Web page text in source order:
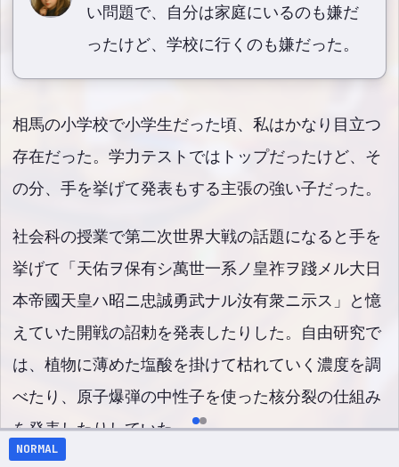
い問題で、自分は家庭にいるのも嫌だ
ったけど、学校に行くのも嫌だった。
相馬の小学校で小学生だった頃、私はかなり目立つ
存在だった。学力テストではトップだったけど、そ
の分、手を挙げて発表もする主張の強い子だった。
社会科の授業で第二次世界大戦の話題になると手を
挙げて「天佑ヲ保有シ萬世一系ノ皇祚ヲ踐メル大日
本帝國天皇ハ昭ニ忠誠勇武ナル汝有衆ニ示ス」と憶
えていた開戦の詔勅を発表したりした。自由研究で
は、植物に薄めた塩酸を掛けて枯れていく濃度を調
べたり、原子爆弾の中性子を使った核分裂の仕組み
を発表したりしていた。
NORMAL